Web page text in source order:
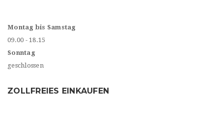
Montag bis Samstag
09.00 - 18.15
Sonntag
geschlossen
ZOLLFREIES EINKAUFEN